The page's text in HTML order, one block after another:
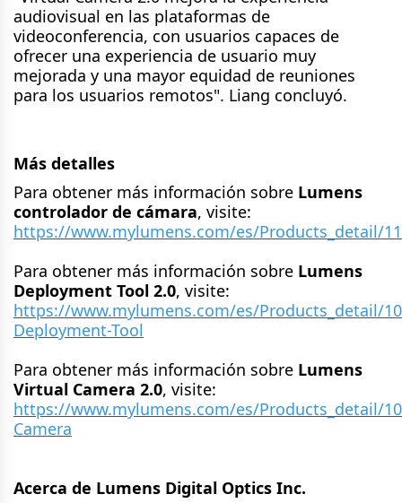
audiovisual en las plataformas de
videoconferencia, con usuarios capaces de
ofrecer una experiencia de usuario muy
mejorada y una mayor equidad de reuniones
para los usuarios remotos". Liang concluyó.
Más detalles
Para obtener más información sobre Lumens
controlador de cámara, visite:
https://www.mylumens.com/es/Products_detail/
Para obtener más información sobre Lumens
Deployment Tool 2.0, visite:
https://www.mylumens.com/es/Products_detail/
Deployment-Tool
Para obtener más información sobre Lumens
Virtual Camera 2.0, visite:
https://www.mylumens.com/es/Products_detail/
Camera
Acerca de Lumens Digital Optics Inc.